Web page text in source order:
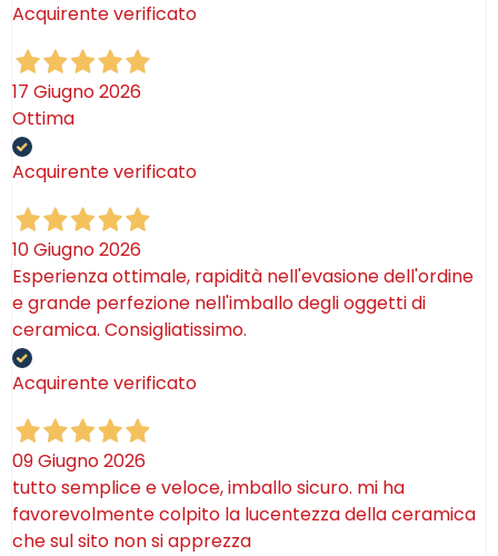
Acquirente verificato
17 Giugno 2026
Ottima
Acquirente verificato
10 Giugno 2026
Esperienza ottimale, rapidità nell'evasione dell'ordine
e grande perfezione nell'imballo degli oggetti di
ceramica. Consigliatissimo.
Acquirente verificato
09 Giugno 2026
tutto semplice e veloce, imballo sicuro. mi ha
favorevolmente colpito la lucentezza della ceramica
che sul sito non si apprezza